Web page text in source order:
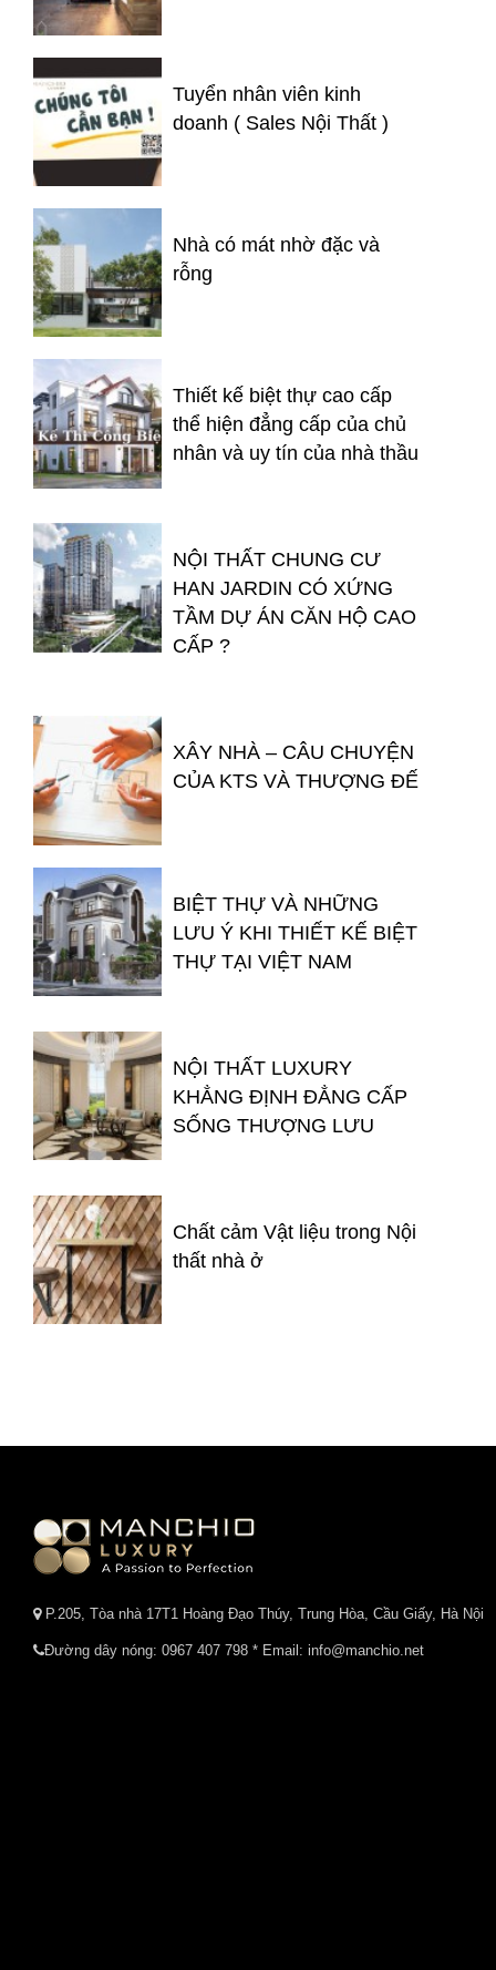
Tuyển nhân viên kinh
doanh ( Sales Nội Thất )
Nhà có mát nhờ đặc và
rỗng
Thiết kế biệt thự cao cấp
thể hiện đẳng cấp của chủ
nhân và uy tín của nhà thầu
NỘI THẤT CHUNG CƯ
HAN JARDIN CÓ XỨNG
TẦM DỰ ÁN CĂN HỘ CAO
CẤP ?
XÂY NHÀ – CÂU CHUYỆN
CỦA KTS VÀ THƯỢNG ĐẾ
BIỆT THỰ VÀ NHỮNG
LƯU Ý KHI THIẾT KẾ BIỆT
THỰ TẠI VIỆT NAM
NỘI THẤT LUXURY
KHẲNG ĐỊNH ĐẲNG CẤP
SỐNG THƯỢNG LƯU
Chất cảm Vật liệu trong Nội
thất nhà ở
P.205, Tòa nhà 17T1 Hoàng Đạo Thúy, Trung Hòa, Cầu Giấy, Hà Nội
Đường dây nóng: 0967 407 798 * Email: info@manchio.net